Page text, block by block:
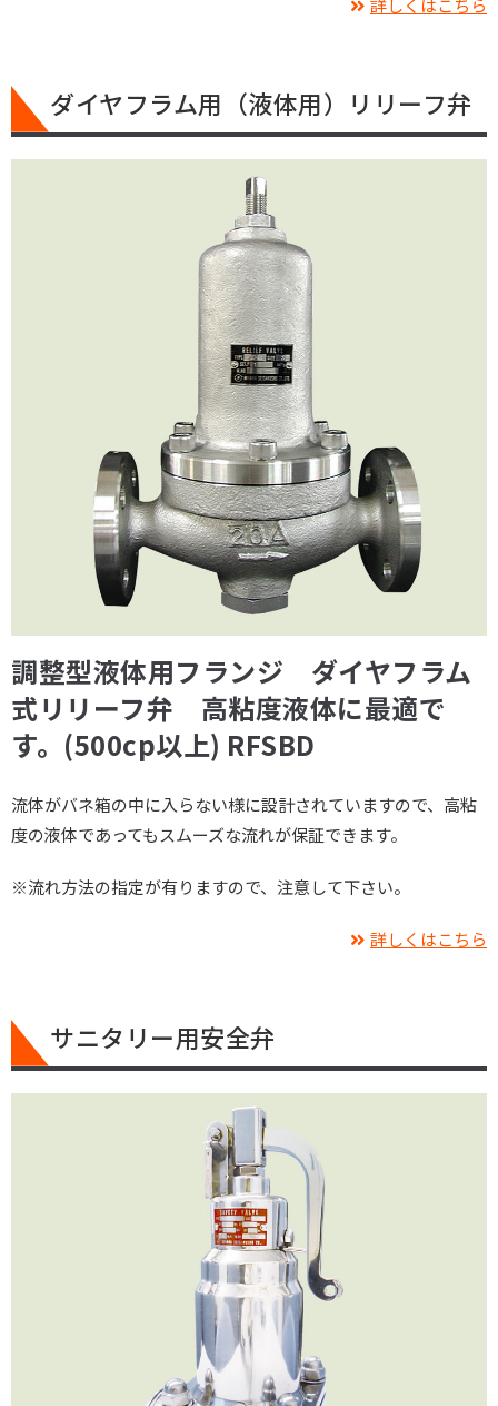
詳しくはこちら
ダイヤフラム用（液体用）リリーフ弁
調整型液体用フランジ ダイヤフラム
式リリーフ弁 高粘度液体に最適で
す。(500cp以上) RFSBD
流体がバネ箱の中に入らない様に設計されていますので、高粘
度の液体であってもスムーズな流れが保証できます。
※流れ方法の指定が有りますので、注意して下さい。
詳しくはこちら
サニタリー用安全弁